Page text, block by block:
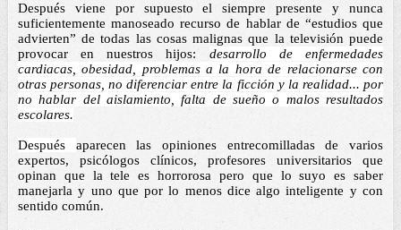
Después viene por supuesto el siempre presente y nunca
suficientemente manoseado recurso de hablar de “estudios que
advierten” de todas las cosas malignas que la televisión puede
provocar en nuestros hijos: desarrollo de enfermedades
cardiacas, obesidad, problemas a la hora de relacionarse con
otras personas, no diferenciar entre la ficción y la realidad... por
no hablar del aislamiento, falta de sueño o malos resultados
escolares.
Después aparecen las opiniones entrecomilladas de varios
expertos, psicólogos clínicos, profesores universitarios que
opinan que la tele es horrorosa pero que lo suyo es saber
manejarla y uno que por lo menos dice algo inteligente y con
sentido común.